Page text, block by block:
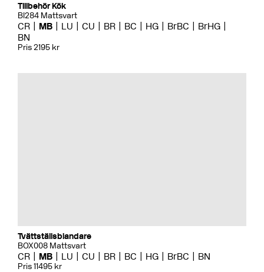
Tillbehör Kök
BI284 Mattsvart
CR MB LU CU BR BC HG BrBC
BrHG
BN
Pris 2195 kr
Tvättställsblandare
BOX008 Mattsvart
CR MB LU CU BR BC HG BrBC BN
Pris 11495 kr